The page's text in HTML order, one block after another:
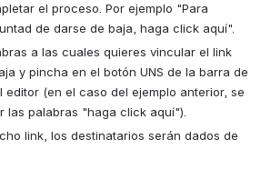
el proceso. Por ejemplo "Para
de darse de baja, haga click aquí".
a las cuales quieres vincular el link
y pincha en el botón UNS de la barra de
editor (en el caso del ejemplo anterior, se
las palabras "haga click aquí").
link, los destinatarios serán dados de